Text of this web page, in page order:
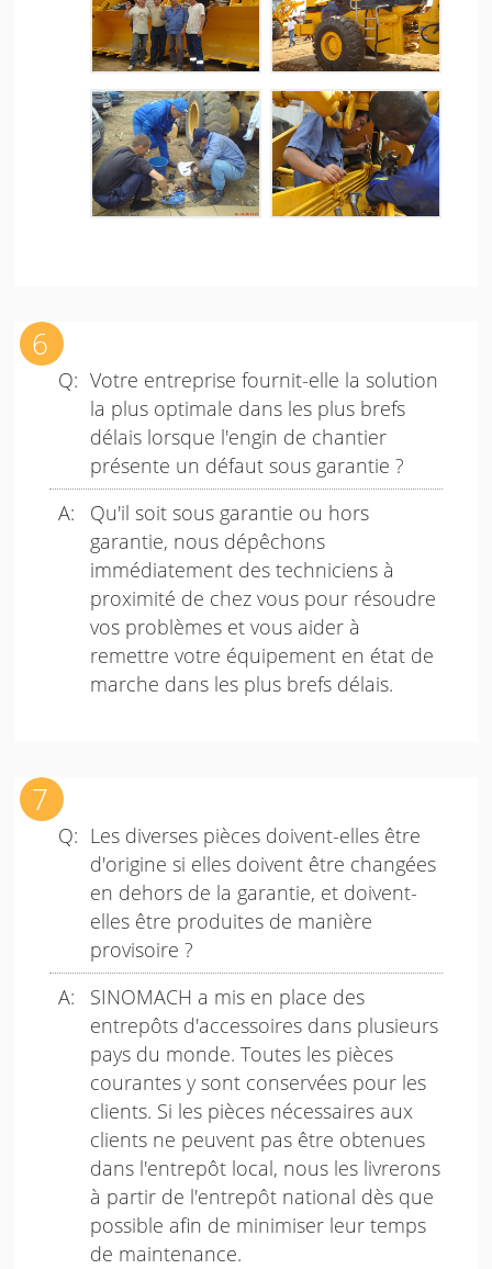
Votre entreprise fournit-elle la solution
la plus optimale dans les plus brefs
délais lorsque l'engin de chantier
présente un défaut sous garantie ?
Qu'il soit sous garantie ou hors
garantie, nous dépêchons
immédiatement des techniciens à
proximité de chez vous pour résoudre
vos problèmes et vous aider à
remettre votre équipement en état de
marche dans les plus brefs délais.
Les diverses pièces doivent-elles être
d'origine si elles doivent être changées
en dehors de la garantie, et doivent-
elles être produites de manière
provisoire ?
SINOMACH a mis en place des
entrepôts d'accessoires dans plusieurs
pays du monde. Toutes les pièces
courantes y sont conservées pour les
clients. Si les pièces nécessaires aux
clients ne peuvent pas être obtenues
dans l'entrepôt local, nous les livrerons
à partir de l'entrepôt national dès que
possible afin de minimiser leur temps
de maintenance.